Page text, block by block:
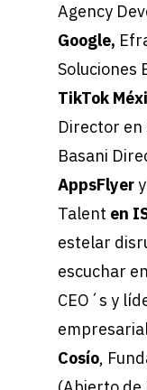
Agency
Google,
Soluciones
TikTok
Director en
Basani
AppsFlyer
Talent en
estelar
escuchar
CEO´s y
Cosío,